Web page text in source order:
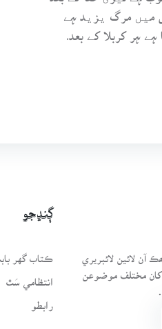
میں مرگ یزید ہے
ہے ہر کربلا کے بعد۔
آن لائين لائبريري
جنھن تي 2010ع کان مختلف موضوعن
ڳنڍجو
ڪتاب گهر
انتظامي سَٿ
رابطو